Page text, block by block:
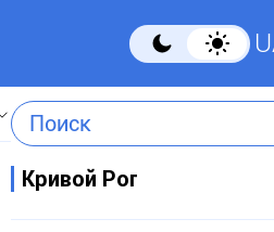
Поиск
Кривой Рог